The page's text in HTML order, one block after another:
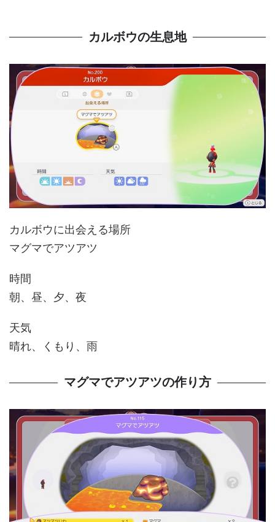
カルボウの生息地
カルボウに出会える場所
マグマでアツアツ
時間
朝、昼、夕、夜
天気
晴れ、くもり、雨
マグマでアツアツの作り方